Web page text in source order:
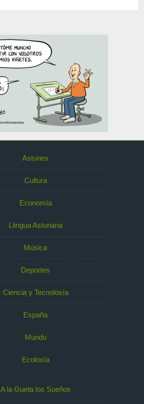
Asturies
Cultura
Economía
Llingua Asturiana
Música
Deportes
Ciencia y Tecnoloxía
España
Mundu
Ecoloxía
A la Gueta los Sueños